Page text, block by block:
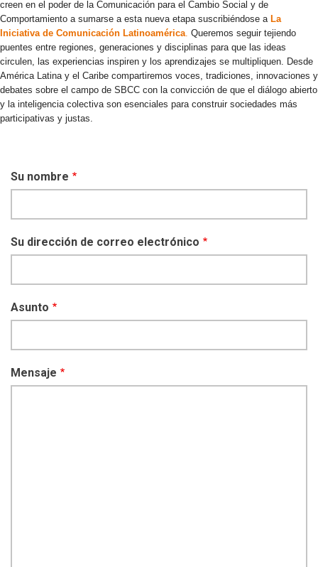
creen en el poder de la Comunicación para el Cambio Social y de
Comportamiento a sumarse a esta nueva etapa suscribiéndose a La
Iniciativa de Comunicación Latinoamérica. Queremos seguir tejiendo
puentes entre regiones, generaciones y disciplinas para que las ideas
circulen, las experiencias inspiren y los aprendizajes se multipliquen. Desde
América Latina y el Caribe compartiremos voces, tradiciones, innovaciones y
debates sobre el campo de SBCC con la convicción de que el diálogo abierto
y la inteligencia colectiva son esenciales para construir sociedades más
participativas y justas.
Su nombre
Su dirección de correo electrónico
Asunto
Mensaje